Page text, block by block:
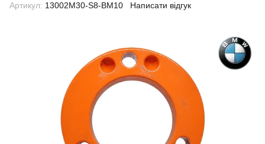
Артикул: 13002M30-S8-BM10 Написати відгук